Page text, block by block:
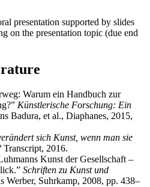
presentation supported by slides
on the presentation topic (due end
Warum ein Handbuch zur
Künstlerische Forschung: Ein
Badura, et al., Diaphanes, 2015,
sich Kunst, wenn man sie
Transcript, 2016.
Kunst der Gesellschaft –
Schriften zu Kunst und
Werber, Suhrkamp, 2008, pp. 438–